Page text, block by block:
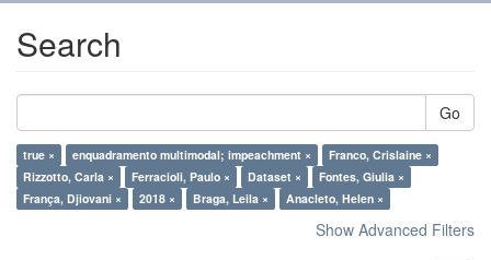
Search
Go
true × enquadramento multimodal; impeachment ×
Franco, Crislaine ×
Rizzotto, Carla ×
Ferracioli, Paulo × Dataset ×
Fontes, Giulia ×
França, Djiovani ×
2018 × Braga, Leila × Anacleto, Helen ×
Show Advanced Filters